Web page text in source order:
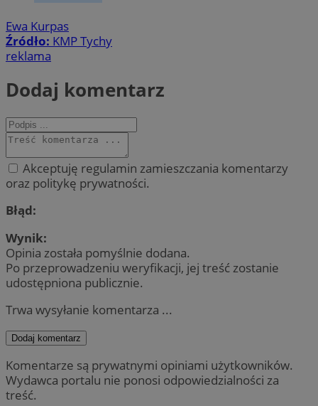
Ewa Kurpas
Źródło: KMP Tychy
reklama
Dodaj komentarz
Akceptuję regulamin zamieszczania komentarzy
oraz politykę prywatności.
Błąd:
Wynik:
Opinia została pomyślnie dodana.
Po przeprowadzeniu weryfikacji, jej treść zostanie
udostępniona publicznie.
Trwa wysyłanie komentarza ...
Dodaj komentarz
Komentarze są prywatnymi opiniami użytkowników.
Wydawca portalu nie ponosi odpowiedzialności za
treść.